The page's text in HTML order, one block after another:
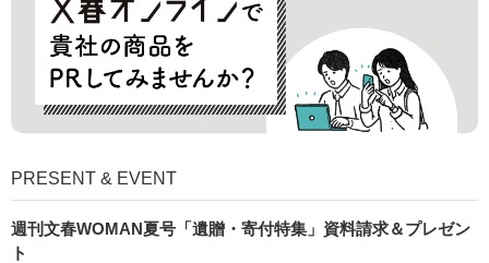
PRESENT & EVENT
週刊文春WOMAN夏号「遺贈・寄付特集」資料請求＆プレゼン
ト